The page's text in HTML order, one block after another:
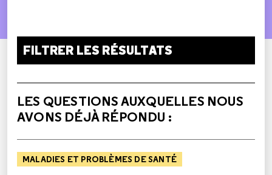
FILTRER LES RÉSULTATS
LES QUESTIONS AUXQUELLES NOUS
AVONS DÉJÀ RÉPONDU :
MALADIES ET PROBLÈMES DE SANTÉ